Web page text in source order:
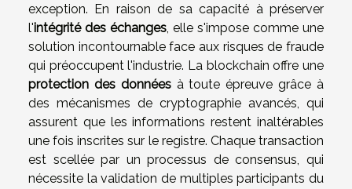
exception. En raison de sa capacité à préserver
l'intégrité des échanges , elle s'impose comme une
solution incontournable face aux risques de fraude
qui préoccupent l'industrie. La blockchain offre une
protection des donnéesà toute épreuve grâce à
des mécanismes de cryptographie avancés, qui
assurent que les informations restent inaltérables
une fois inscrites sur le registre. Chaque transaction
est scellée par un processus de consensus, qui
nécessite la validation de multiples participants du